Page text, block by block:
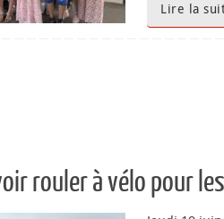
Lire la
rouler à vélo pour les